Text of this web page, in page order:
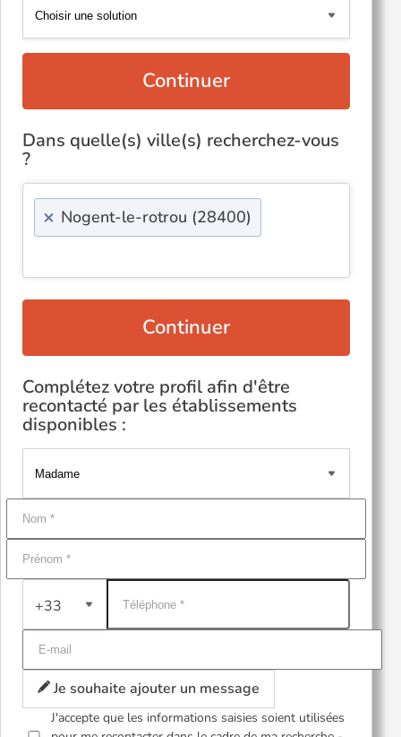
Continuer
Dans quelle(s) ville(s) recherchez-vous
?
× Nogent-le-rotrou (28400)
Continuer
Complétez votre profil afin d'être
recontacté par les établissements
disponibles :
+33
Je souhaite ajouter un message
J'accepte que les informations saisies soient utilisées